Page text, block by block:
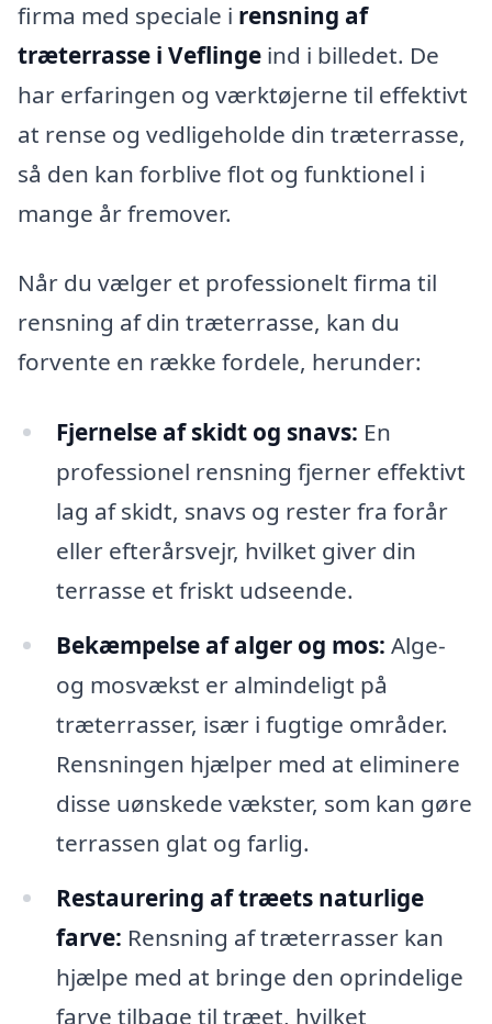
firma med speciale i rensning af
træterrasse i Veflinge ind i billedet. De
har erfaringen og værktøjerne til effektivt
at rense og vedligeholde din træterrasse,
så den kan forblive flot og funktionel i
mange år fremover.
Når du vælger et professionelt firma til
rensning af din træterrasse, kan du
forvente en række fordele, herunder:
Fjernelse af skidt og snavs: En
professionel rensning fjerner effektivt
lag af skidt, snavs og rester fra forår
eller efterårsvejr, hvilket giver din
terrasse et friskt udseende.
Bekæmpelse af alger og mos: Alge-
og mosvækst er almindeligt på
træterrasser, især i fugtige områder.
Rensningen hjælper med at eliminere
disse uønskede vækster, som kan gøre
terrassen glat og farlig.
Restaurering af træets naturlige
farve: Rensning af træterrasser kan
hjælpe med at bringe den oprindelige
farve tilbage til træet, hvilket